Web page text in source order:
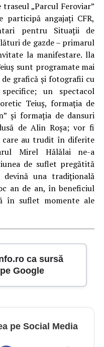
„Parcul Feroviar”
participă angajaţi CFR,
pentru Situaţii de
de gazde – primarul
la manifestare. lla
sunt programate mai
grafică şi fotografii cu
un spectacol
Teiuş, formaţia de
şi formaţia de dansuri
de Alin Roşa; vor fi
care au trudit în diferite
Mirel Hălălai ne-a
de suflet pregătită
una tradiţională
an de an, în beneficiul
în suflet momente ale
ca sursă
Google
pe Social Media